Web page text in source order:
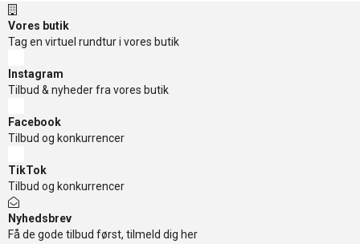
Vores butik
Tag en virtuel rundtur i vores butik
Instagram
Tilbud & nyheder fra vores butik
Facebook
Tilbud og konkurrencer
TikTok
Tilbud og konkurrencer
Nyhedsbrev
Få de gode tilbud først, tilmeld dig her